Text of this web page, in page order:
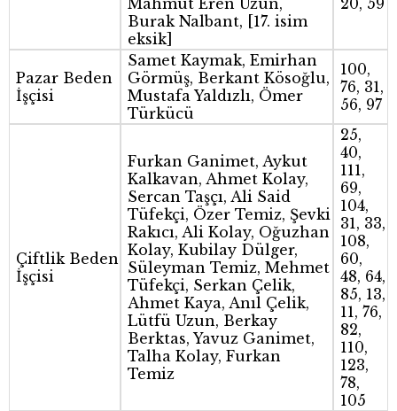
Mahmut Eren Uzun,
Burak Nalbant, [17. isim
eksik]
20, 59
Pazar Beden
İşçisi
Samet Kaymak, Emirhan
Görmüş, Berkant Kösoğlu,
Mustafa Yaldızlı, Ömer
Türkücü
100,
76, 31,
56, 97
Çiftlik Beden
İşçisi
Furkan Ganimet, Aykut
Kalkavan, Ahmet Kolay,
Sercan Taşçı, Ali Said
Tüfekçi, Özer Temiz, Şevki
Rakıcı, Ali Kolay, Oğuzhan
Kolay, Kubilay Dülger,
Süleyman Temiz, Mehmet
Tüfekçi, Serkan Çelik,
Ahmet Kaya, Anıl Çelik,
Lütfü Uzun, Berkay
Berktas, Yavuz Ganimet,
Talha Kolay, Furkan
Temiz
25,
40,
111,
69,
104,
31, 33,
108,
60,
48, 64,
85, 13,
11, 76,
82,
110,
123,
78,
105